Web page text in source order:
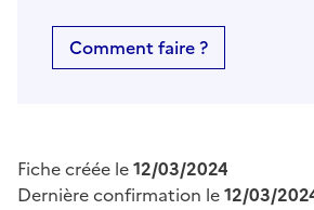
Comment faire ?
Fiche créée le12/03/2024
Dernière confirmation le12/03/